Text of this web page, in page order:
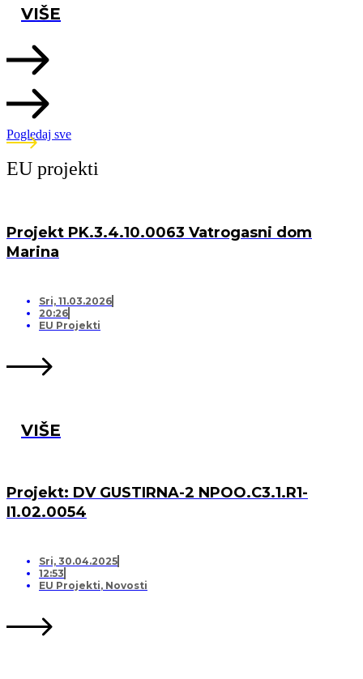
VIŠE
Pogledaj sve
EU projekti
Projekt PK.3.4.10.0063 Vatrogasni dom
Marina
Sri, 11.03.2026
20:26
EU Projekti
VIŠE
Projekt: DV GUSTIRNA-2 NPOO.C3.1.R1-
I1.02.0054
Sri, 30.04.2025
12:53
EU Projekti, Novosti